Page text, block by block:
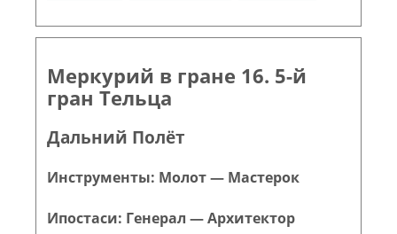
Меркурий в гране 16. 5-й
гран Тельца
Дальний Полёт
Инструменты: Молот — Мастерок
Ипостаси: Генерал — Архитектор